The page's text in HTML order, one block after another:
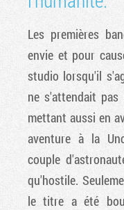
Les premières
envie et pour
studio lorsqu'il
ne s'attendait
mettant aussi en
aventure à la
couple
qu'hostile.
le titre a été